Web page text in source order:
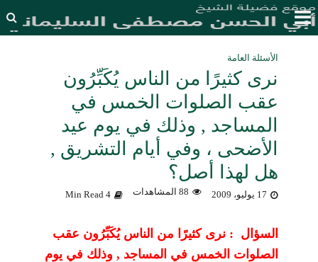
الأسئلة العامة
نرى كثيرًا من الناس يُكَبِّرُون
عقب الصلوات الخمس في
المساجد , وذلك في يوم عيد
الأضحى ، وفي أيام التشريق ,
هل لهذا أصل؟
17 يوليو، 2009 88 المشاهدات 4 Min Read
السؤال : نرى كثيرًا من الناس يُكَبِّرُون عقب
الصلوات الخمس في المساجد , وذلك في يوم